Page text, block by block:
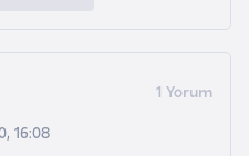
16:08